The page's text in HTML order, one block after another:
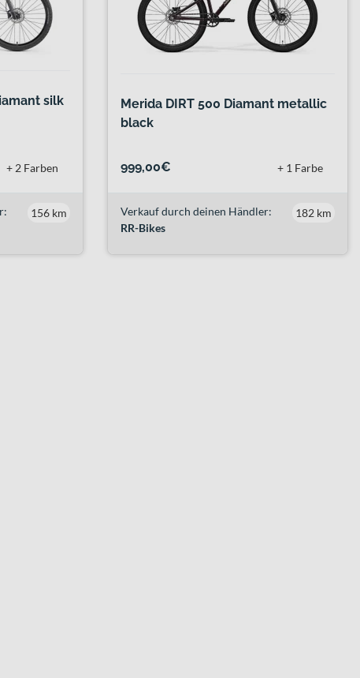
silk
+ 2 Farben
156 km
Merida DIRT 500 Diamant metallic
black
999,00€ + 1 Farbe
Verkauf durch deinen Händler:
RR-Bikes
182 km